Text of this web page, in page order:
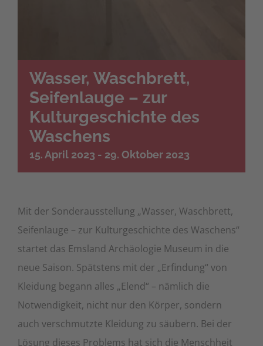
Wasser, Waschbrett,
Seifenlauge – zur
Kulturgeschichte des
Waschens
15. April 2023 - 29. Oktober 2023
Mit der Sonderausstellung „Wasser, Waschbrett,
Seifenlauge – zur Kulturgeschichte des Waschens“
startet das Emsland Archäologie Museum in die
neue Saison. Spätstens mit der „Erfindung“ von
Kleidung begann alles „Elend“ – nämlich die
Notwendigkeit, nicht nur den Körper, sondern
auch verschmutzte Kleidung zu säubern. Bei der
Lösung dieses Problems hat sich die Menschheit